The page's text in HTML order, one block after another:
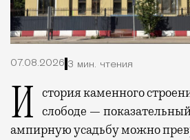
07.08.2026 3 мин. чтения
История каменного строения в Мещанской слободе —
ампирную усадьбу можно